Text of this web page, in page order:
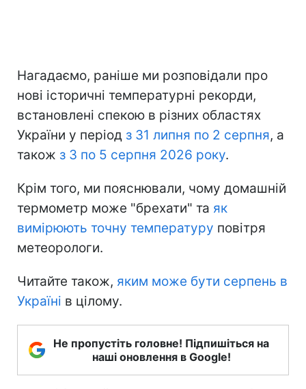
Нагадаємо, раніше ми розповідали про
нові історичні температурні рекорди,
встановлені спекою в різних областях
України у період з 31 липня по 2 серпня, а
також з 3 по 5 серпня 2026 року.
Крім того, ми пояснювали, чому домашній
термометр може "брехати" та як
вимірюють точну температуру повітря
метеорологи.
Читайте також, яким може бути серпень в
Україні в цілому.
Не пропустіть головне! Підпишіться на
наші оновлення в Google!